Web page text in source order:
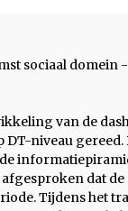
sociaal domein
van de
niveau gereed.
dat
Tijdens het